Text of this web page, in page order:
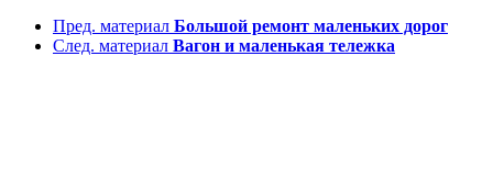
Пред. материал Большой ремонт маленьких дорог
След. материал Вагон и маленькая тележка